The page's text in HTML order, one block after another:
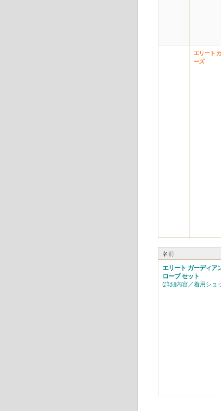
エリート
ーズ
名前
エリート ガーディア
ローブ セット
(詳細内容／着用ショ